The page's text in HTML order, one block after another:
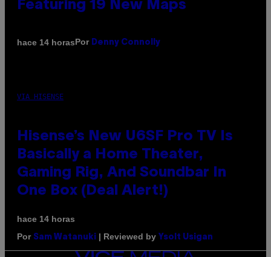
Featuring 19 New Maps
hace 14 horasPor Denny Connolly
VIA HISENSE
Hisense’s New U6SF Pro TV Is
Basically a Home Theater,
Gaming Rig, And Soundbar In
One Box (Deal Alert!)
hace 14 horas
Por Sam Watanuki | Reviewed by Ysolt Usigan